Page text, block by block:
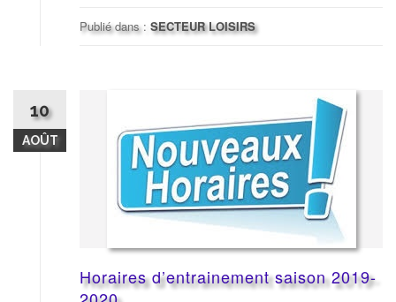
Publié dans : SECTEUR LOISIRS
10
AOÛT
Horaires d’entrainement saison 2019-